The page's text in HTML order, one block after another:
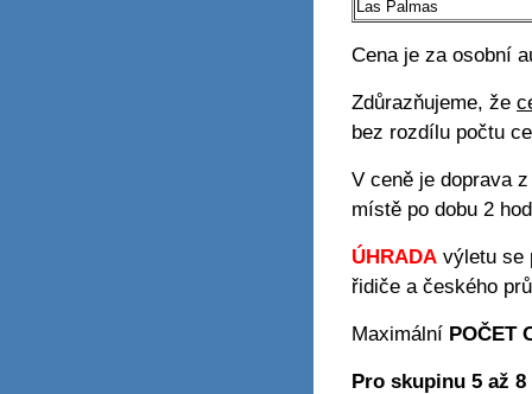
Las Palmas
Cena je za osobní
Zdůrazňujeme, že
bez rozdílu počtu
V ceně je doprava
místě po dobu 2
ÚHRADA výletu se
řidiče a českého
Maximální POČET
Pro skupinu 5 až 8